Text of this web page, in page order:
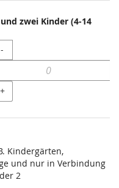
zwei Kinder (4-14
Menge
-
+
Kindergärten,
und nur in Verbindung
2